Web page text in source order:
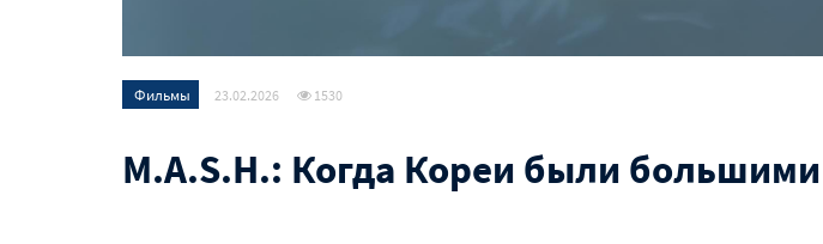
Фильмы 23.02.2026 1530
M.A.S.H.: Когда Кореи были большими